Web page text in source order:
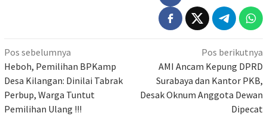
Navigasi
pos
Pos sebelumnya
Heboh, Pemilihan BPKamp
Desa Kilangan: Dinilai Tabrak
Perbup, Warga Tuntut
Pemilihan Ulang !!!
Pos berikutnya
AMI Ancam Kepung DPRD
Surabaya dan Kantor PKB,
Desak Oknum Anggota Dewan
Dipecat